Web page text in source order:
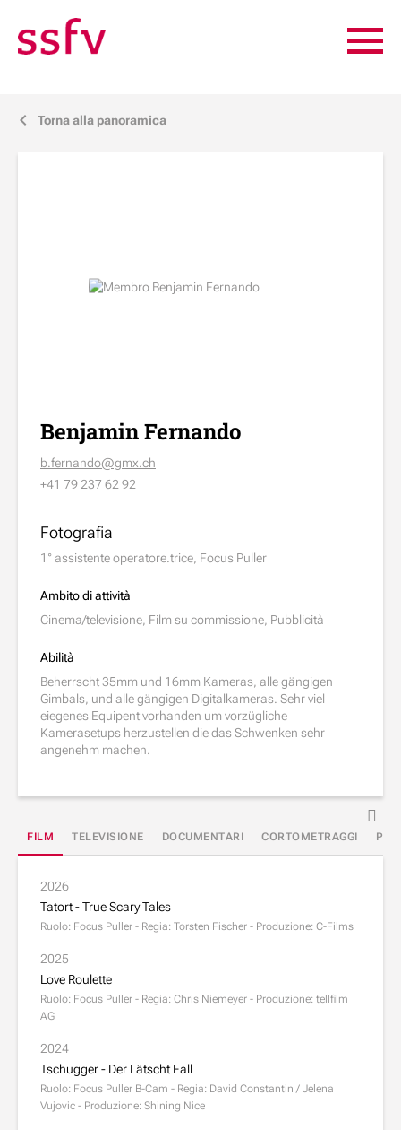
j Torna alla panoramica
Benjamin Fernando
b.fernando@gmx.ch
+41 79 237 62 92
Fotografia
1° assistente operatore.trice, Focus Puller
Ambito di attività
Cinema/televisione, Film su commissione, Pubblicità
Abilità
Beherrscht 35mm und 16mm Kameras, alle gängigen
Gimbals, und alle gängigen Digitalkameras. Sehr viel
eiegenes Equipent vorhanden um vorzügliche
Kamerasetups herzustellen die das Schwenken sehr
angenehm machen.
FILM TELEVISIONE DOCUMENTARI CORTOMETRAGGI
2026
Tatort - True Scary Tales
Ruolo: Focus Puller - Regia: Torsten Fischer - Produzione: C-Films
2025
Love Roulette
Ruolo: Focus Puller - Regia: Chris Niemeyer - Produzione: tellfilm
AG
2024
Tschugger - Der Lätscht Fall
Ruolo: Focus Puller B-Cam - Regia: David Constantin / Jelena
Vujovic - Produzione: Shining Nice